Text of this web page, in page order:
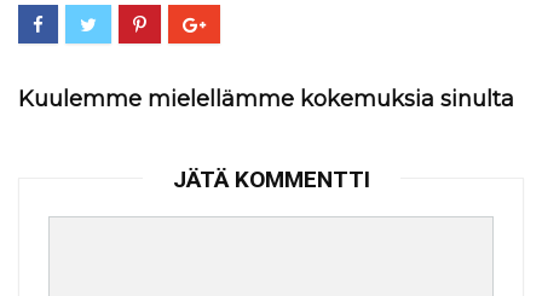
Kuulemme mielellämme kokemuksia sinulta
JÄTÄ KOMMENTTI